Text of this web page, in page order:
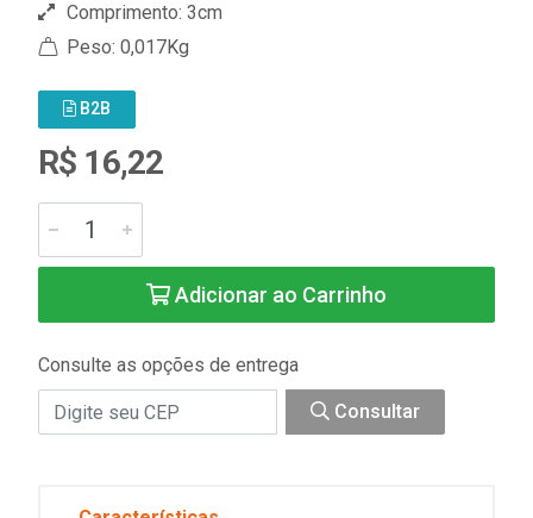
Comprimento: 3cm
Peso: 0,017Kg
B2B
R$ 16,22
Adicionar ao Carrinho
Consulte as opções de entrega
Consultar